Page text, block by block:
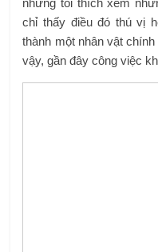
nhưng tôi thích xem
chỉ thấy điều đó thú vị
thành một nhân vật
vậy, gần đây công việc